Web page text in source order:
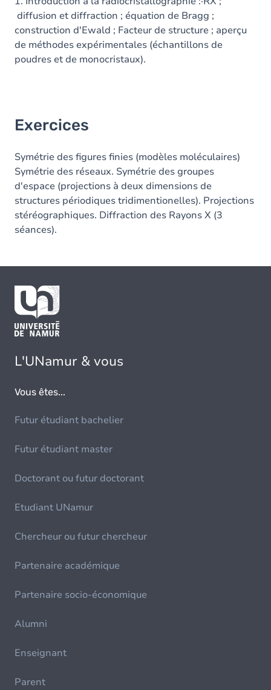
diffusion et diffraction ; équation de Bragg ;
construction d'Ewald ; Facteur de structure ; aperçu
de méthodes expérimentales (échantillons de
poudres et de monocristaux).
Exercices
Symétrie des figures finies (modèles moléculaires)
Symétrie des réseaux. Symétrie des groupes
d'espace (projections à deux dimensions de
structures périodiques tridimentionelles). Projections
stéréographiques. Diffraction des Rayons X (3
séances).
L'UNamur & vous
Vous êtes...
Futur étudiant bachelier
Futur étudiant master
Doctorant ou futur doctorant
Etudiant UNamur
Chercheur ou futur chercheur
Partenaire académique
Partenaire socio-économique
Alumni
Enseignant
Parent